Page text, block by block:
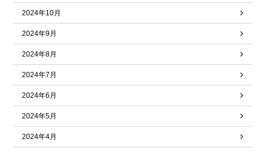
2024年10月
2024年9月
2024年8月
2024年7月
2024年6月
2024年5月
2024年4月